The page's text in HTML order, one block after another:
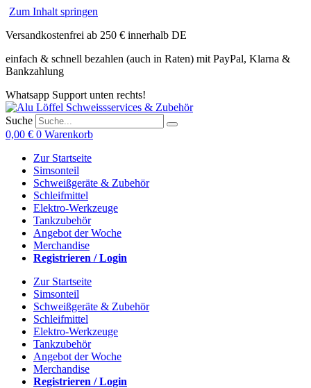
Zum Inhalt springen
Versandkostenfrei ab 250 € innerhalb DE
einfach & schnell bezahlen (auch in Raten) mit PayPal, Klarna &
Bankzahlung
Whatsapp Support unten rechts!
Suche
0,00 € 0 Warenkorb
Zur Startseite
Simsonteil
Schweißgeräte & Zubehör
Schleifmittel
Elektro-Werkzeuge
Tankzubehör
Angebot der Woche
Merchandise
Registrieren / Login
Zur Startseite
Simsonteil
Schweißgeräte & Zubehör
Schleifmittel
Elektro-Werkzeuge
Tankzubehör
Angebot der Woche
Merchandise
Registrieren / Login